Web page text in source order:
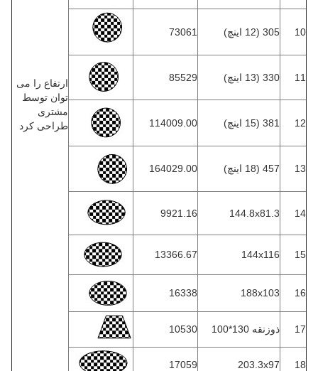
ارتفاع را می
توان توسط
مشتری
طراحی کرد
10 305 (12 اینچ) 73061
11 330 (13 اینچ) 85529
12 381 (15 اینچ) 114009.00
13 457 (18 اینچ) 164029.00
14
144.8x81.3
9921.16
15
144x116
13366.67
16
188x103
16338
17 ذوزنقه 130*100 10530
18
203.3x97
17059